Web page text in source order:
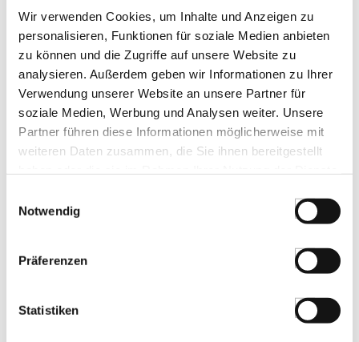
Wir verwenden Cookies, um Inhalte und Anzeigen zu
personalisieren, Funktionen für soziale Medien anbieten
zu können und die Zugriffe auf unsere Website zu
analysieren. Außerdem geben wir Informationen zu Ihrer
Verwendung unserer Website an unsere Partner für
soziale Medien, Werbung und Analysen weiter. Unsere
Partner führen diese Informationen möglicherweise mit
weiteren Daten zusammen, die Sie ihnen bereitgestellt
Notwendig
Präferenzen
Statistiken
LEBENSMITTELKENNZEICHNUNGEN
Bos Food Sweet Classics Apfelstrudel,
40x11cm, TK, 1,5 kg
Art.Nr.:64598